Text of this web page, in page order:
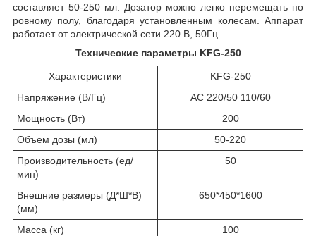
составляет 50-250 мл. Дозатор можно легко перемещать по
ровному полу, благодаря установленным колесам. Аппарат
работает от электрической сети 220 В, 50Гц.
Технические параметры KFG-250
Характеристики
KFG-250
Напряжение (В/Гц)
AC 220/50 110/60
Мощность (Вт)
200
Объем дозы (мл)
50-220
Производительность (ед/
мин)
50
Внешние размеры (Д*Ш*В)
(мм)
650*450*1600
Масса (кг) 100